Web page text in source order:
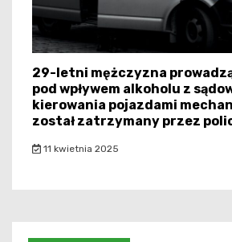
29-letni mężczyzna
pod wpływem alkoholu z
kierowania pojazdami
został zatrzymany przez
11 kwietnia 2025